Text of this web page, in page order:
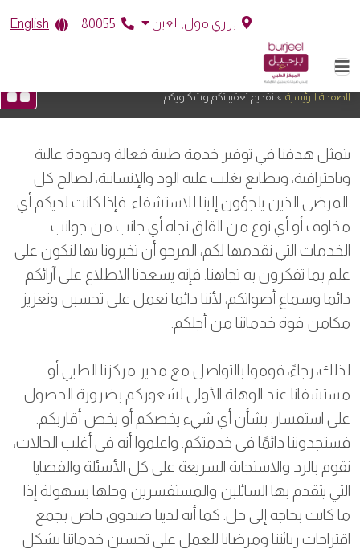
براري مول, العين English
تقديم تعقيباتكم وشكاويكم
الصفحة الرئيسية » تقديم تعقيباتكم وشكاويكم
يتمثل هدفنا في توفير خدمة طبية فعالة وبجودة عالية
وباحترافية، وبطابع يغلب عليه الود والإنسانية، لصالح كل
.المرضى الذين يلجؤون إلينا للاستشفاء. فإذا كانت لديكم أي
مخاوف أو أي نوع من القلق تجاه أي جانب من جوانب
الخدمات التي نقدمها لكم، المرجو أن تخبرونا بها لنكون على
علم بما تفكرون به تجاهنا. فإنه يسعدنا الاطلاع على آرائكم
دائما وسماع أصواتكم، لأننا دائما نعمل على تحسين وتعزيز
مكامن قوة خدماتنا من أجلكم.
لذلك، رجاءً، قوموا بالتواصل مع مدير مركزنا الطبي أو
مستشفانا عند الوهلة الأولى لشعوركم بضرورة الحصول
على استفسار، بشأن أي شيء يخصكم أو يخص أقاربكم.
فستجدوننا دائمًا في خدمتكم. واعلموا أنه في أغلب الحالات،
نقوم بالرد والاستجابة السريعة على كل الأسئلة والقضايا
التي يتقدم بها السائلين والمستفسرين وحلها بسهولة إذا
ما كانت بحاجة إلى حل. كما أنه لدينا صندوق خاص بجمع
اقتراحات زبائننا ومرضانا للعمل على تحسين خدماتنا بشكل